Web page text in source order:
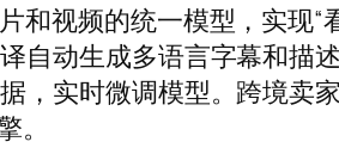
和视频的统一模型，实现
自动生成多语言字幕和描
，实时微调模型。跨境卖